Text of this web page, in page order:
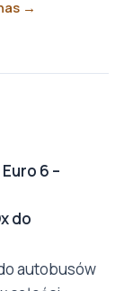
→
6 –
do
autobusów